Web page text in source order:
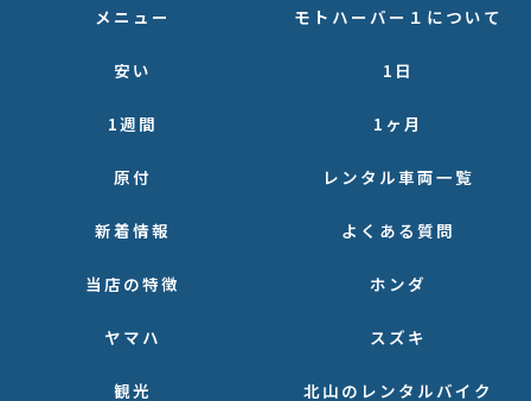
メニュー モトハーバー１について
安い 1日
1週間 1ヶ月
原付 レンタル車両一覧
新着情報 よくある質問
当店の特徴 ホンダ
ヤマハ スズキ
観光 北山のレンタルバイク